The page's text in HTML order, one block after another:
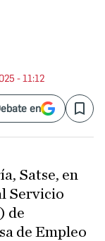
- 11:12
en Save
Satse, en
Servicio
de
de Empleo